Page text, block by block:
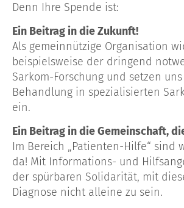
Denn Ihre Spende ist:
Ein Beitrag in die Zukunft!
Als gemeinnützige Organisation
beispielsweise der dringend
Sarkom-Forschung und setzen
Behandlung in spezialisierten
ein.
Ein Beitrag in die Gemeinschaft,
Im Bereich „Patienten-Hilfe“ sind
da! Mit Informations- und
der spürbaren Solidarität, mit
Diagnose nicht alleine zu sein.